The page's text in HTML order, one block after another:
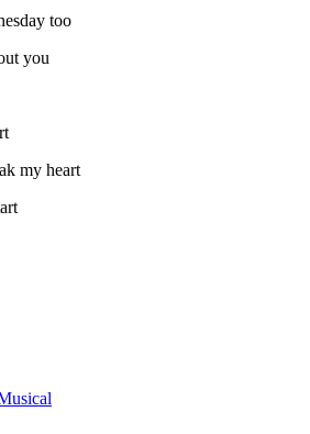
too
you
my heart